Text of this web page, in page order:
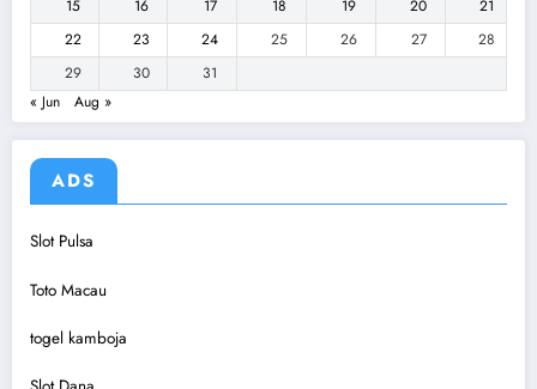
15
16 17 18 19 20
21
22
23 24 25 26 27
28
29
30
31
« Jun
Aug »
ADS
Slot Pulsa
Toto Macau
togel kamboja